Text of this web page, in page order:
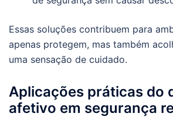
Essas soluções contribuem para
apenas protegem, mas também
uma sensação de cuidado.
Aplicações práticas do
afetivo em segurança